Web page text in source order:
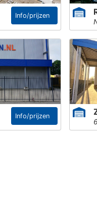
Info/prijzen
Info/prijzen